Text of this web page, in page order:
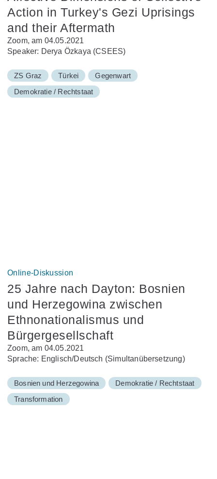
Action in Turkey's Gezi Uprisings
and their Aftermath
Zoom, am 04.05.2021
Speaker: Derya Özkaya (CSEES)
ZS Graz Türkei
Gegenwart
Demokratie / Rechtstaat
Online-Diskussion
25 Jahre nach Dayton: Bosnien
und Herzegowina zwischen
Ethnonationalismus und
Bürgergesellschaft
Zoom, am 04.05.2021
Sprache: Englisch/Deutsch (Simultanübersetzung)
Bosnien und Herzegowina
Demokratie / Rechtstaat
Transformation